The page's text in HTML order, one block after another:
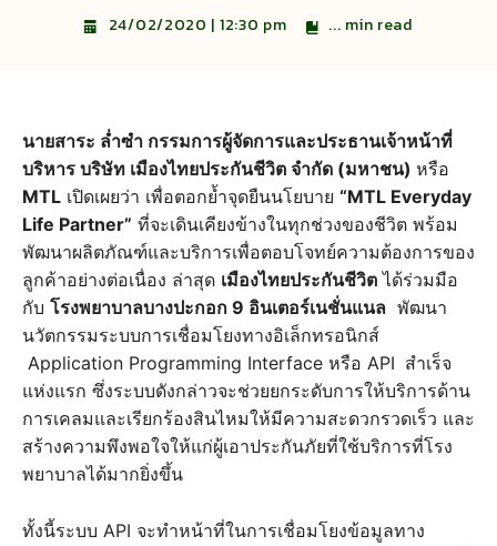
24/02/2020 | 12:30 pm ... min read
นายสาระ ล่ำซำ กรรมการผู้จัดการและประธานเจ้าหน้าที่
บริหาร บริษัท เมืองไทยประกันชีวิต จำกัด (มหาชน) หรือ
MTL เปิดเผยว่า เพื่อตอกย้ำจุดยืนนโยบาย “MTL Everyday
Life Partner” ที่จะเดินเคียงข้างในทุกช่วงของชีวิต พร้อม
พัฒนาผลิตภัณฑ์และบริการเพื่อตอบโจทย์ความต้องการของ
ลูกค้าอย่างต่อเนื่อง ล่าสุด เมืองไทยประกันชีวิต ได้ร่วมมือ
กับ โรงพยาบาลบางปะกอก 9 อินเตอร์เนชั่นแนล พัฒนา
นวัตกรรมระบบการเชื่อมโยงทางอิเล็กทรอนิกส์
Application Programming Interface หรือ API สำเร็จ
แห่งแรก ซึ่งระบบดังกล่าวจะช่วยยกระดับการให้บริการด้าน
การเคลมและเรียกร้องสินไหมให้มีความสะดวกรวดเร็ว และ
สร้างความพึงพอใจให้แก่ผู้เอาประกันภัยที่ใช้บริการที่โรง
พยาบาลได้มากยิ่งขึ้น
ทั้งนี้ระบบ API จะทำหน้าที่ในการเชื่อมโยงข้อมูลทาง